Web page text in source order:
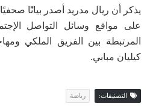
يذكر أن ريال مدريد أصدر بيانًا
على مواقع وسائل التواصل
المرتبطة بين الفريق الملكي
كيليان مبابي.
التصنيفات: رياضة